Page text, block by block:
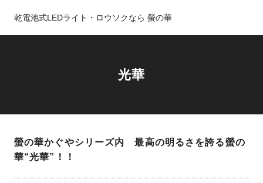
乾電池式LEDライト・ロウソクなら 螢の華
光華
螢の華かぐやシリーズ内 最高の明るさを誇る螢の
華“光華”！！